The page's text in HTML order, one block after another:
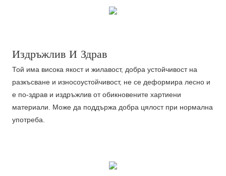
Издръжлив И Здрав
Той има висока якост и жилавост, добра устойчивост на
разкъсване и износоустойчивост, не се деформира лесно и
е по-здрав и издръжлив от обикновените хартиени
материали. Може да поддържа добра цялост при нормална
употреба.